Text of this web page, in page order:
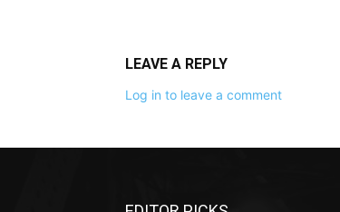
LEAVE A REPLY
Log in to leave a comment